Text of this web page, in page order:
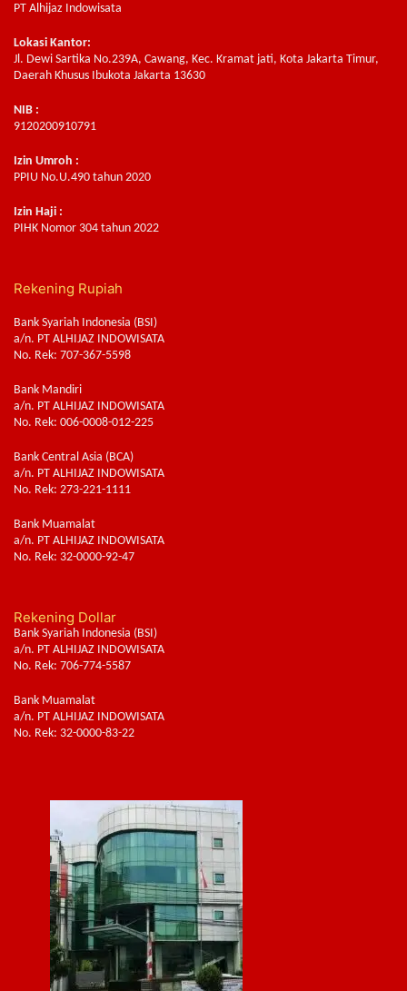
PT Alhijaz Indowisata
Lokasi Kantor:
Jl. Dewi Sartika No.239A, Cawang, Kec. Kramat jati, Kota Jakarta Timur,
Daerah Khusus Ibukota Jakarta 13630
NIB :
9120200910791
Izin Umroh :
PPIU No.U.490 tahun 2020
Izin Haji :
PIHK Nomor 304 tahun 2022
Rekening Rupiah
Bank Syariah Indonesia (BSI)
a/n. PT ALHIJAZ INDOWISATA
No. Rek: 707-367-5598
Bank Mandiri
a/n. PT ALHIJAZ INDOWISATA
No. Rek: 006-0008-012-225
Bank Central Asia (BCA)
a/n. PT ALHIJAZ INDOWISATA
No. Rek: 273-221-1111
Bank Muamalat
a/n. PT ALHIJAZ INDOWISATA
No. Rek: 32-0000-92-47
Rekening Dollar
Bank Syariah Indonesia (BSI)
a/n. PT ALHIJAZ INDOWISATA
No. Rek: 706-774-5587
Bank Muamalat
a/n. PT ALHIJAZ INDOWISATA
No. Rek: 32-0000-83-22